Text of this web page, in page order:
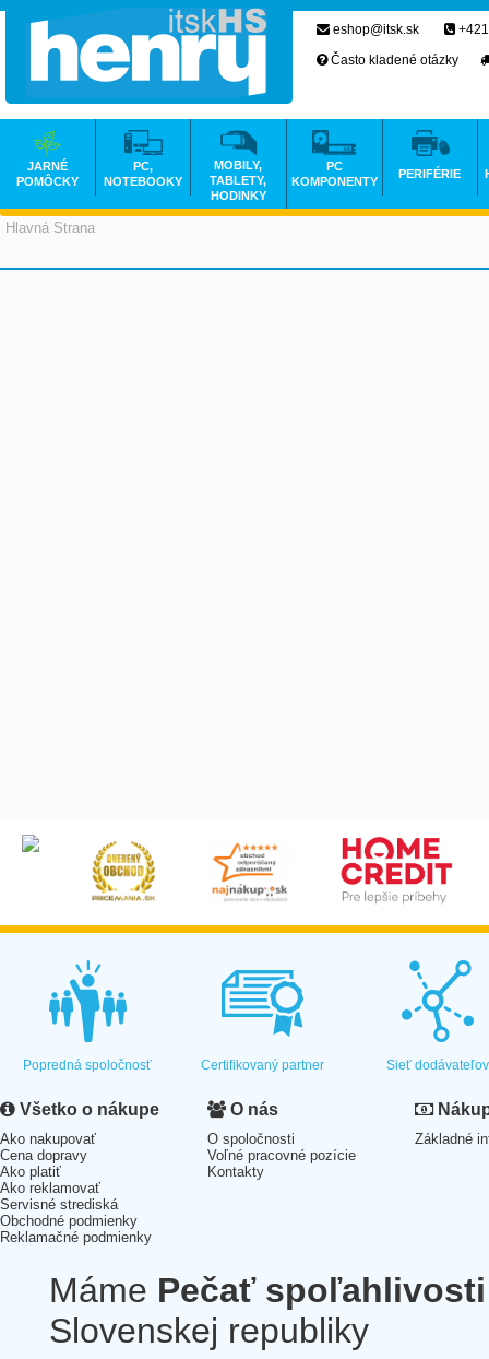
Hlavná Strana
eshop@itsk.sk
Často kladené otázky
JARNÉ
POMÔCKY
PC,
NOTEBOOKY
MOBILY,
TABLETY,
HODINKY
PC
KOMPONENTY
PERIFÉRIE
Popredná spoločnosť Certifikovaný partner Sieť dodávateľov
Všetko o nákupe
Ako nakupovať
Cena dopravy
Ako platiť
Ako reklamovať
Servisné strediská
Obchodné podmienky
Reklamačné podmienky
O nás
O spoločnosti
Voľné pracovné pozície
Kontakty
Základné
Máme Pečať spoľahlivosti
Slovenskej republiky